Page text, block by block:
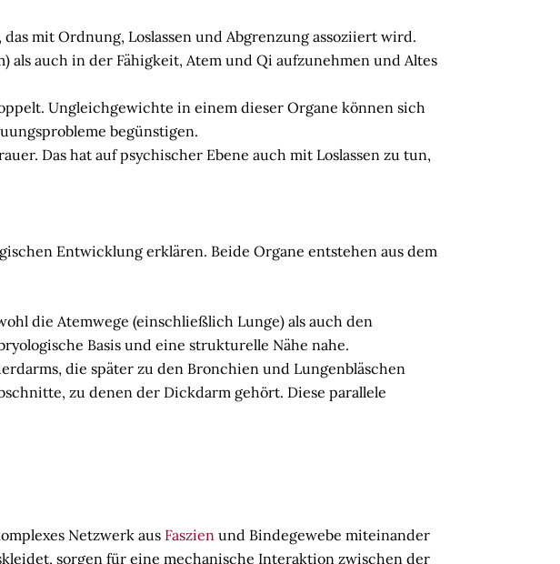
mit Ordnung, Loslassen und Abgrenzung assoziiert wird.
auch in der Fähigkeit, Atem und Qi aufzunehmen und Altes
Ungleichgewichte in einem dieser Organe können sich
begünstigen.
Das hat auf psychischer Ebene auch mit Loslassen zu tun,
Entwicklung erklären. Beide Organe entstehen aus dem
die Atemwege (einschließlich Lunge) als auch den
Basis und eine strukturelle Nähe nahe.
die später zu den Bronchien und Lungenbläschen
zu denen der Dickdarm gehört. Diese parallele
Netzwerk aus Faszien und Bindegewebe miteinander
sorgen für eine mechanische Interaktion zwischen der